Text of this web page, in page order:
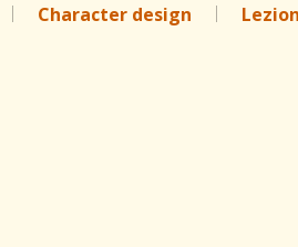
Character design